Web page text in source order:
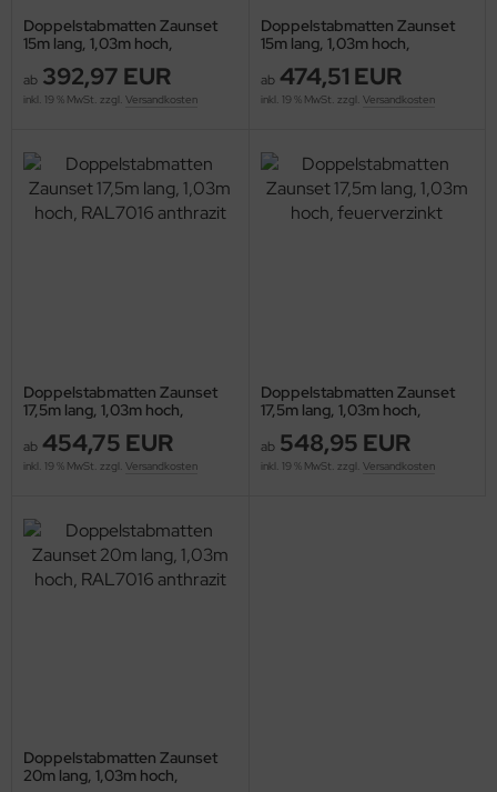
Doppelstabmatten Zaunset
15m lang, 1,03m hoch,
ab 392,97 EUR
inkl. 19 % MwSt. zzgl. Versandkosten
Doppelstabmatten Zaunset
15m lang, 1,03m hoch,
ab 474,51 EUR
inkl. 19 % MwSt. zzgl. Versandkosten
Doppelstabmatten Zaunset
17,5m lang, 1,03m hoch,
ab 454,75 EUR
inkl. 19 % MwSt. zzgl. Versandkosten
Doppelstabmatten Zaunset
17,5m lang, 1,03m hoch,
ab 548,95 EUR
inkl. 19 % MwSt. zzgl. Versandkosten
Doppelstabmatten Zaunset
20m lang, 1,03m hoch,